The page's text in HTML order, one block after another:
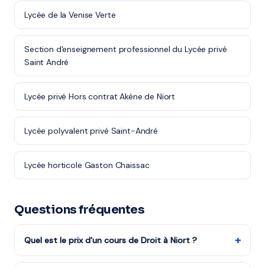
Lycée de la Venise Verte
Section d'enseignement professionnel du Lycée privé
Saint André
Lycée privé Hors contrat Akène de Niort
Lycée polyvalent privé Saint-André
Lycée horticole Gaston Chaissac
Questions fréquentes
Quel est le prix d'un cours de Droit à Niort ? +
Les tarifs dépendent de la matière, du niveau et de la